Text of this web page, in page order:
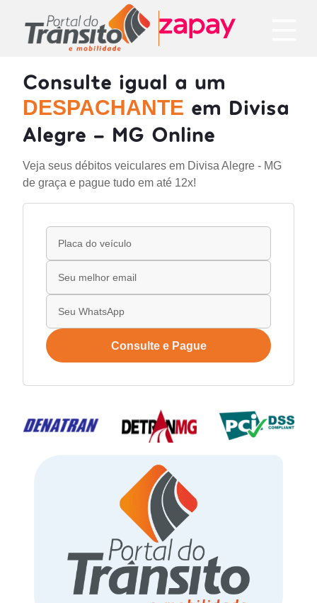
Consulte igual a um
DESPACHANTE em Divisa
Alegre - MG Online
Veja seus débitos veiculares em Divisa Alegre - MG
de graça e pague tudo em até 12x!
Consulte e Pague